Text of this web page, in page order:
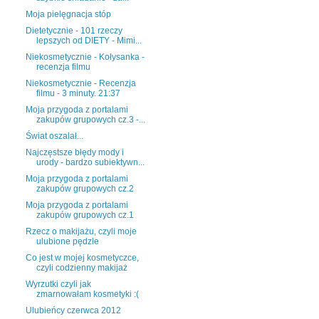
Moja pielęgnacja stóp
Dietetycznie - 101 rzeczy
lepszych od DIETY - Mimi...
Niekosmetycznie - Kołysanka -
recenzja filmu
Niekosmetycznie - Recenzja
filmu - 3 minuty. 21:37
Moja przygoda z portalami
zakupów grupowych cz.3 -...
Świat oszalał...
Najczęstsze błędy mody i
urody - bardzo subiektywn...
Moja przygoda z portalami
zakupów grupowych cz.2
Moja przygoda z portalami
zakupów grupowych cz.1
Rzecz o makijażu, czyli moje
ulubione pędzle
Co jest w mojej kosmetyczce,
czyli codzienny makijaż
Wyrzutki czyli jak
zmarnowałam kosmetyki :(
Ulubieńcy czerwca 2012